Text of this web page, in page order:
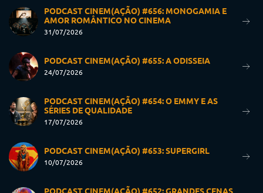
PODCAST CINEM(AÇÃO) #656: MONOGAMIA E
AMOR ROMÂNTICO NO CINEMA
31/07/2026
PODCAST CINEM(AÇÃO) #655: A ODISSEIA
24/07/2026
PODCAST CINEM(AÇÃO) #654: O EMMY E AS
SÉRIES DE QUALIDADE
17/07/2026
PODCAST CINEM(AÇÃO) #653: SUPERGIRL
10/07/2026